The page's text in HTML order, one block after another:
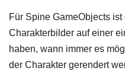
Für Spine GameObjects
Charakterbilder auf einer
haben, wann immer es
der Charakter gerendert